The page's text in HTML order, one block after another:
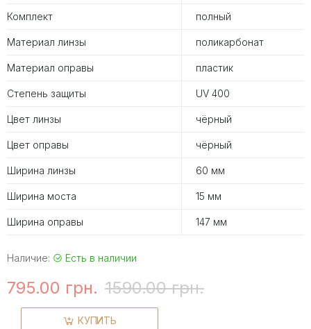
Комплект полный
Материал линзы поликарбонат
Материал оправы пластик
Степень защиты UV 400
Цвет линзы чёрный
Цвет оправы чёрный
Ширина линзы 60 мм
Ширина моста 15 мм
Ширина оправы 147 мм
Наличие: Есть в наличии
795.00 грн. 1590.00 грн.
КУПИТЬ